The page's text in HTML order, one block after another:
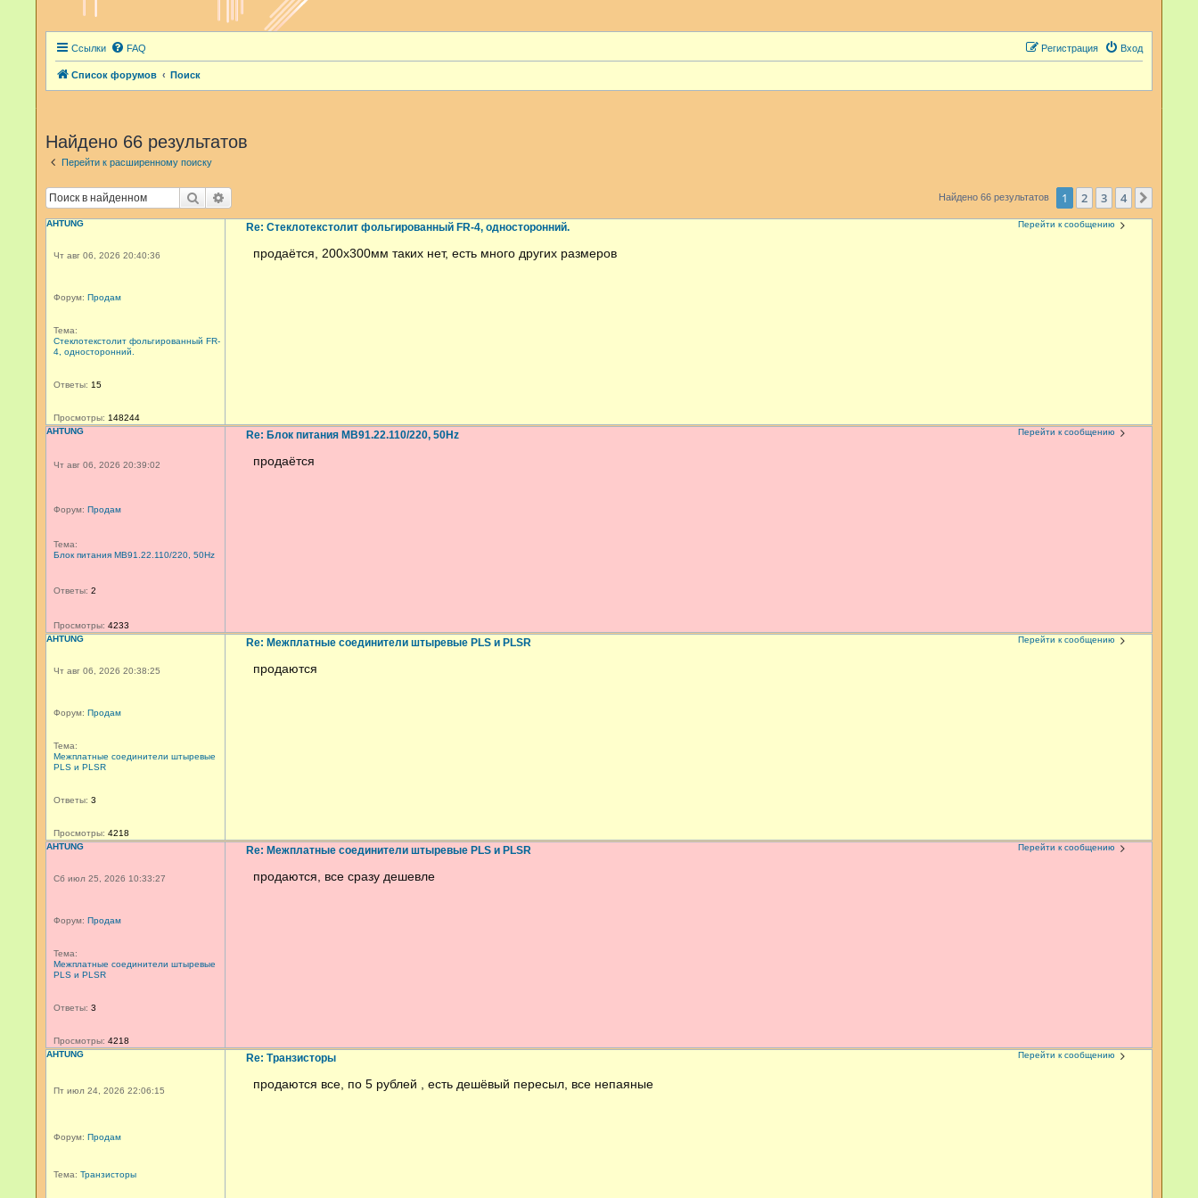
Ссылки FAQ Вход
Регистрация
Список форумов Поиск
Найдено 66 результатов
Перейти к расширенному поиску
Поиск Найдено 66 результатов 1 2 3 4
AHTUNG
Чт авг 06, 2026 20:40:36
Форум: Продам
Тема:
Стеклотекстолит фольгированный FR-
4, односторонний.
Ответы: 15
Просмотры: 148244
Re: Стеклотекстолит фольгированный FR-4, односторонний.
продаётся, 200х300мм таких нет, есть много других размеров
Перейти к сообщению
AHTUNG
Чт авг 06, 2026 20:39:02
Форум: Продам
Тема:
Блок питания МВ91.22.110/220, 50Hz
Ответы: 2
Просмотры: 4233
Re: Блок питания МВ91.22.110/220, 50Hz
продаётся
Перейти к сообщению
AHTUNG
Чт авг 06, 2026 20:38:25
Форум: Продам
Тема:
Межплатные соединители штыревые
PLS и PLSR
Ответы: 3
Просмотры: 4218
Re: Межплатные соединители штыревые PLS и PLSR
продаются
Перейти к сообщению
AHTUNG
Сб июл 25, 2026 10:33:27
Форум: Продам
Тема:
Межплатные соединители штыревые
PLS и PLSR
Ответы: 3
Просмотры: 4218
Re: Межплатные соединители штыревые PLS и PLSR
продаются, все сразу дешевле
Перейти к сообщению
AHTUNG
Пт июл 24, 2026 22:06:15
Форум: Продам
Тема: Транзисторы
Re: Транзисторы
продаются все, по 5 рублей , есть дешёвый пересыл, все непаяные
Перейти к сообщению